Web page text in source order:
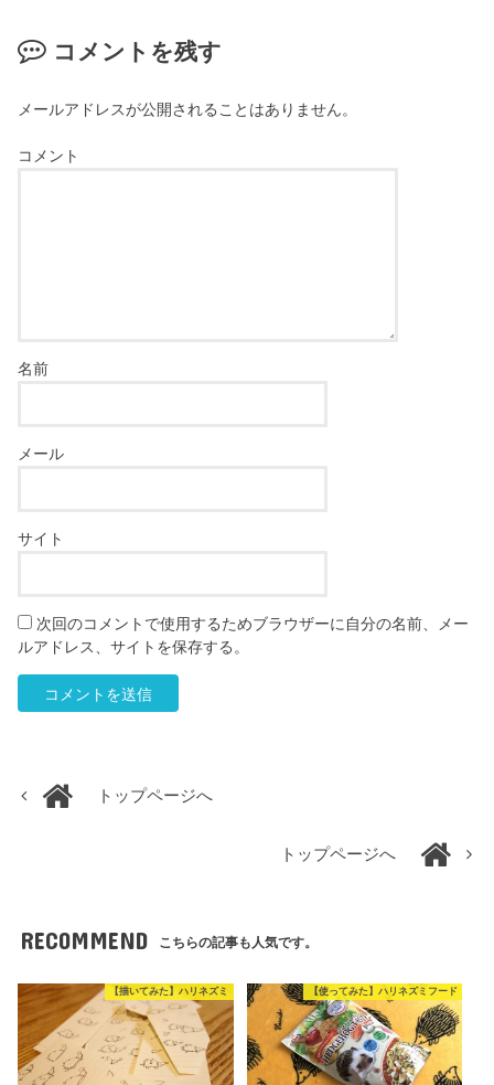
コメントを残す
メールアドレスが公開されることはありません。
コメント
名前
メール
サイト
次回のコメントで使用するためブラウザーに自分の名前、メー
ルアドレス、サイトを保存する。
トップページへ
トップページへ
RECOMMEND こちらの記事も人気です。
【描いてみた】ハリネズミ 【使ってみた】ハリネズミフード